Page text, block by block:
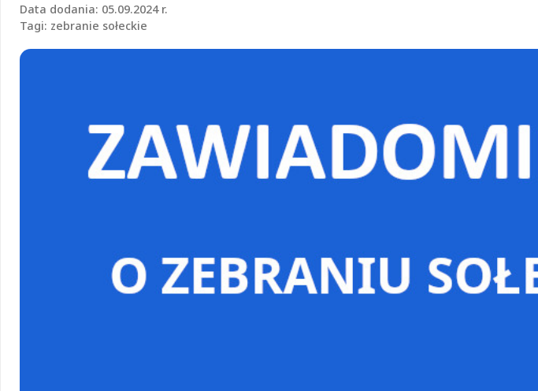
Data dodania: 05.09.2024 r.
Tagi: zebranie sołeckie